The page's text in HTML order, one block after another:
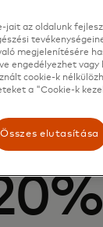
jait az oldalunk
megjelenítésére
engedélyezhet vagy
cookie-k
a "Cookie-k
Összes elutasítása